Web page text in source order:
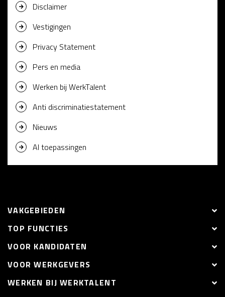
Disclaimer
Vestigingen
Privacy Statement
Pers en media
Werken bij WerkTalent
Anti discriminatiestatement
Nieuws
AI toepassingen
VAKGEBIEDEN
TOP FUNCTIES
VOOR KANDIDATEN
VOOR WERKGEVERS
WERKEN BIJ WERKTALENT